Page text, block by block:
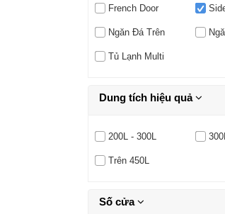
French Door
Ngăn Đá Trên
Tủ Lạnh Multi
Dung tích hiệu quả
200L - 300L
Trên 450L
Số cửa